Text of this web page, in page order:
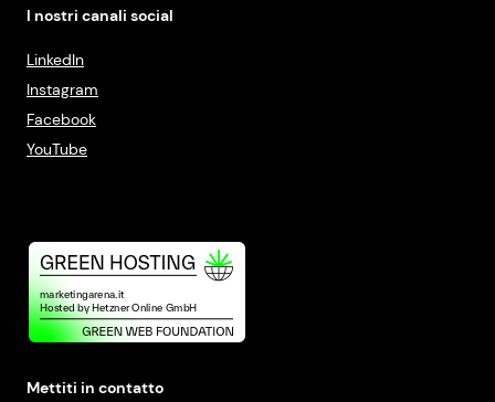
I nostri canali social
LinkedIn
Instagram
Facebook
YouTube
Mettiti in contatto